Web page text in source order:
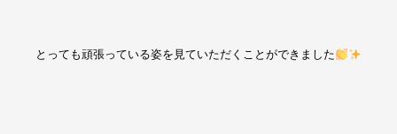
とっても頑張っている姿を見ていただくことができました